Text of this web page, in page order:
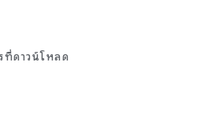
ที่ดาวน์โหลด